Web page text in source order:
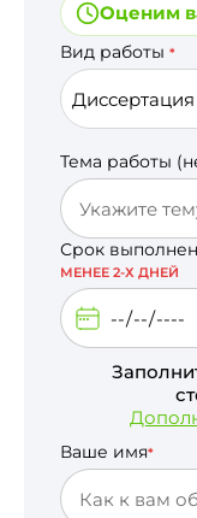
Оценим
Вид работы *
Диссертация
Тема работы
Срок
МЕНЕЕ 2-Х ДНЕЙ
Ваше имя*